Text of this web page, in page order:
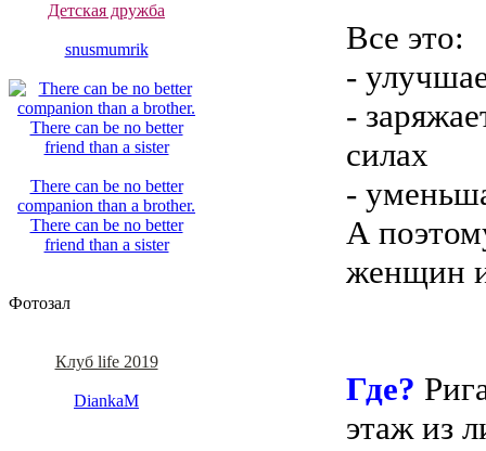
Детская дружба
snusmumrik
There can be no better
companion than a brother.
There can be no better
friend than a sister
Фотозал
Клуб life 2019
DiankaM
Все это:
-
-
силах
-
А
женщин
Где?
этаж из